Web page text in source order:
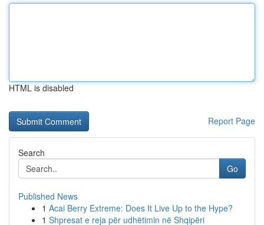
HTML is disabled
Report Page
Search
Go
Published News
1 Acai Berry Extreme: Does It Live Up to the Hype?
1 Shpresat e reja për udhëtimin në Shqipëri